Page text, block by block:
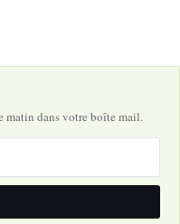
matin dans votre boîte mail.